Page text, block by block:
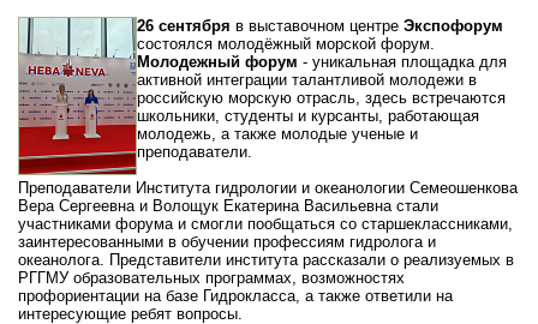
26 сентября в выставочном центре Экспофорум
состоялся молодёжный морской форум.
Молодежный форум - уникальная площадка для
активной интеграции талантливой молодежи в
российскую морскую отрасль, здесь встречаются
школьники, студенты и курсанты, работающая
молодежь, а также молодые ученые и
преподаватели.
Преподаватели Института гидрологии и океанологии Семеошенкова
Вера Сергеевна и Волощук Екатерина Васильевна стали
участниками форума и смогли пообщаться со старшеклассниками,
заинтересованными в обучении профессиям гидролога и
океанолога. Представители института рассказали о реализуемых в
РГГМУ образовательных программах, возможностях
профориентации на базе Гидрокласса, а также ответили на
интересующие ребят вопросы.